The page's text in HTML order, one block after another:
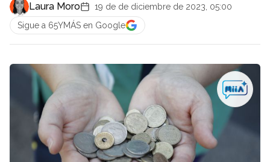
Laura Moro
19 de de diciembre de 2023, 05:00
Sigue a 65YMÁS en Google